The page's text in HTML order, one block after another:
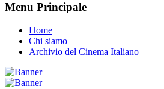
Menu Principale
Home
Chi siamo
Archivio del Cinema Italiano